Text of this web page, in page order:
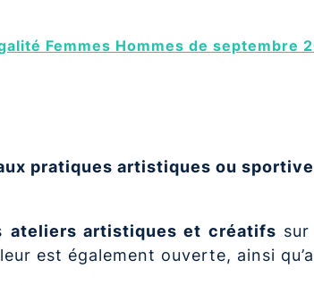
Femmes Hommes de septembre
pratiques artistiques ou
ateliers artistiques et créatifs
est également ouverte, ainsi